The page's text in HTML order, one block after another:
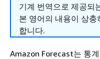
기계 번역으로 제공되
본 영어의 내용이 상
합니다.
Amazon Forecast는 통